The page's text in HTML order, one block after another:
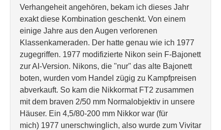
Verhangeheit angehören, bekam ich dieses Jahr
exakt diese Kombination geschenkt. Von einem
einige Jahre aus den Augen verlorenen
Klassenkameraden. Der hatte genau wie ich 1977
zugegriffen. 1977 modifizierte Nikon sein F-Bajonett
zur AI-Version. Nikons, die "nur" das alte Bajonett
boten, wurden vom Handel zügig zu Kampfpreisen
abverkauft. So kam die Nikkormat FT2 zusammen
mit dem braven 2/50 mm Normalobjektiv in unsere
Häuser. Ein 4,5/80-200 mm Nikkor war (für
mich) 1977 unerschwinglich, also wurde zum Vivitar